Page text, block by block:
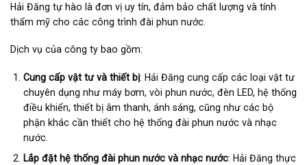
Hải Đăng tự hào là đơn vị uy tín, đảm bảo chất lượng và tính
thẩm mỹ cho các công trình đài phun nước.
Dịch vụ của công ty bao gồm:
Cung cấp vật tư và thiết bị: Hải Đăng cung cấp các loại vật tư
chuyên dụng như máy bơm, vòi phun nước, đèn LED, hệ thống
điều khiển, thiết bị âm thanh, ánh sáng, cũng như các bộ
phận khác cần thiết cho hệ thống đài phun nước và nhạc
nước.
Lắp đặt hệ thống đài phun nước và nhạc nước: Hải Đăng thực